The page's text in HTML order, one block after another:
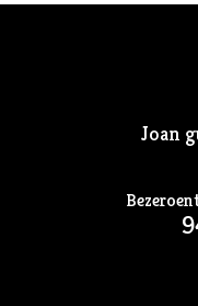
Joan